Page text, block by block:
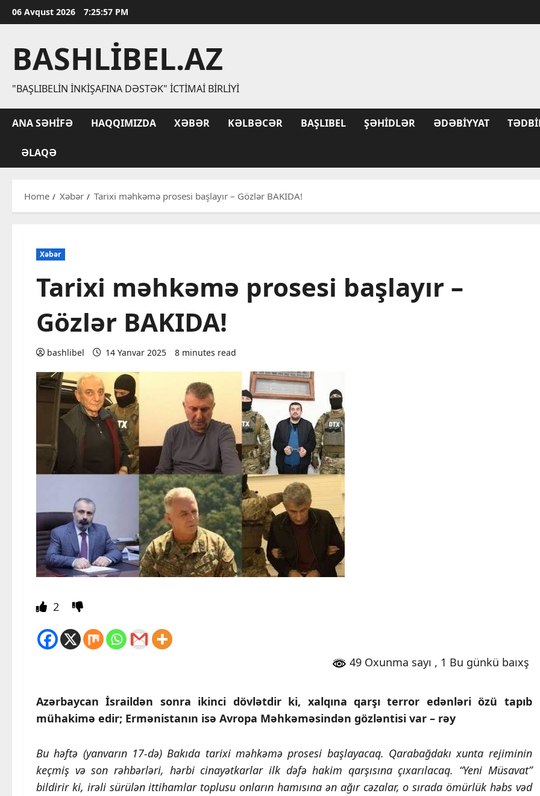
Skip
to
06 Avqust 2026 7:25:58 PM
BASHLIBEL.AZ
"BAŞLIBELIN İNKIŞAFINA DƏSTƏK" İCTIMAI BIRLIYI
ANA SƏHIFƏ HAQQIMIZDA XƏBƏR KƏLBƏCƏR BAŞLIBEL ŞƏHIDLƏR ƏDƏBIYYAT
ƏLAQƏ
Home Xəbər Tarixi məhkəmə prosesi başlayır – Gözlər BAKIDA!
Xəbər
Tarixi məhkəmə prosesi başlayır –
Gözlər BAKIDA!
bashlibel 14 Yanvar 2025 8 minutes read
2
49 Oxunma sayı , 1 Bu günkü baıxş
Azərbaycan İsraildən sonra ikinci dövlətdir ki, xalqına qarşı terror edənləri özü tapıb
mühakimə edir; Ermənistanın isə Avropa Məhkəməsindən gözləntisi var – rəy
Bu həftə (yanvarın 17-də) Bakıda tarixi məhkəmə prosesi başlayacaq. Qarabağdakı xunta rejiminin
keçmiş və son rəhbərləri, hərbi cinayətkarlar ilk dəfə hakim qarşısına çıxarılacaq. “Yeni Müsavat”
bildirir ki, irəli sürülən ittihamlar toplusu onların hamısına ən ağır cəzalar, o sırada ömürlük həbs vəd